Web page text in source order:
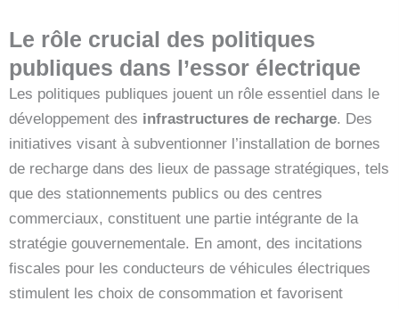
Le rôle crucial des politiques
publiques dans l’essor électrique
Les politiques publiques jouent un rôle essentiel dans le
développement des infrastructures de recharge. Des
initiatives visant à subventionner l’installation de bornes
de recharge dans des lieux de passage stratégiques, tels
que des stationnements publics ou des centres
commerciaux, constituent une partie intégrante de la
stratégie gouvernementale. En amont, des incitations
fiscales pour les conducteurs de véhicules électriques
stimulent les choix de consommation et favorisent